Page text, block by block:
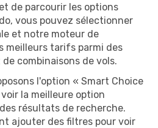
de parcourir les options
vous pouvez sélectionner
et notre moteur de
meilleurs tarifs parmi des
combinaisons de vols.
l'option « Smart Choice
la meilleure option
résultats de recherche.
ajouter des filtres pour voir